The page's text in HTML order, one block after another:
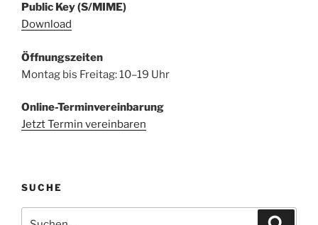
Public Key (S/MIME)
Download
Öffnungszeiten
Montag bis Freitag: 10–19 Uhr
Online-Terminvereinbarung
Jetzt Termin vereinbaren
SUCHE